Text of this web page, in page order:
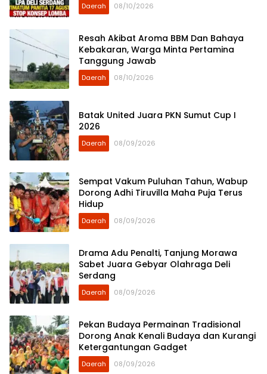
Daerah 08/10/2026
Resah Akibat Aroma BBM Dan Bahaya
Kebakaran, Warga Minta Pertamina
Tanggung Jawab
Daerah 08/10/2026
Batak United Juara PKN Sumut Cup I
2026
Daerah 08/09/2026
Sempat Vakum Puluhan Tahun, Wabup
Dorong Adhi Tiruvilla Maha Puja Terus
Hidup
Daerah 08/09/2026
Drama Adu Penalti, Tanjung Morawa
Sabet Juara Gebyar Olahraga Deli
Serdang
Daerah 08/09/2026
Pekan Budaya Permainan Tradisional
Dorong Anak Kenali Budaya dan Kurangi
Ketergantungan Gadget
Daerah 08/09/2026